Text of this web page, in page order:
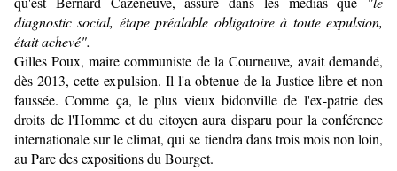
diagnostic social, étape préalable obligatoire à toute expulsion,
était achevé".
Gilles Poux, maire communiste de la Courneuve, avait demandé,
dès 2013, cette expulsion. Il l'a obtenue de la Justice libre et non
faussée. Comme ça, le plus vieux bidonville de l'ex-patrie des
droits de l'Homme et du citoyen aura disparu pour la conférence
internationale sur le climat, qui se tiendra dans trois mois non loin,
au Parc des expositions du Bourget.